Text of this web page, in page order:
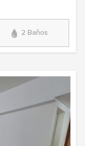
2 Baños